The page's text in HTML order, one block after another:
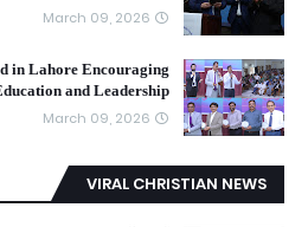
March 09, 2026
in Lahore Encouraging
and Leadership
March 09, 2026
VIRAL CHRISTIAN NEWS